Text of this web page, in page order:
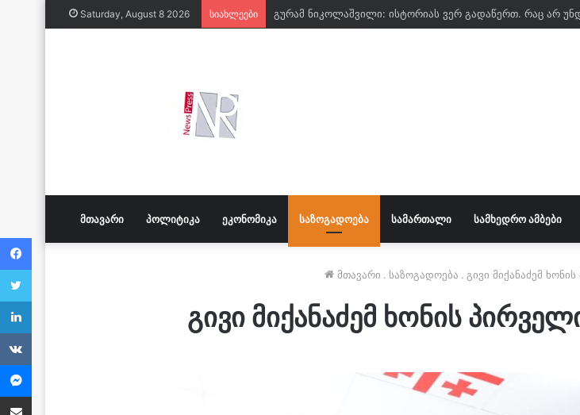
Saturday, August 8 2026 სიახლეები
ᲛᲗᲐᲕᲐᲠᲘ ᲞᲝᲚᲘᲢᲘᲙᲐ ᲔᲙᲝᲜᲝᲛᲘᲙᲐ ᲡᲐᲖᲝᲒᲐᲓᲝᲔᲑᲐ ᲡᲐᲛᲐᲠᲗᲐᲚᲘ ᲡᲐᲛᲮᲔᲓᲠᲝ ᲐᲛᲑᲔᲑᲘ
მთავარი . საზოგადოება . გივი მიქანაძემ
გივი მიქანაძემ ხონის
Facebook
Twitter
LinkedIn
VKontakte
Messenger
Share via Email